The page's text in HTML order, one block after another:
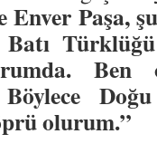
Enver Paşa,
Türklüğü
Ben
Böylece
olurum.”